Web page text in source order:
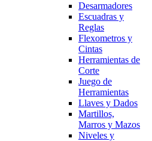
Desarmadores
Escuadras y
Reglas
Flexometros y
Cintas
Herramientas de
Corte
Juego de
Herramientas
Llaves y Dados
Martillos,
Marros y Mazos
Niveles y